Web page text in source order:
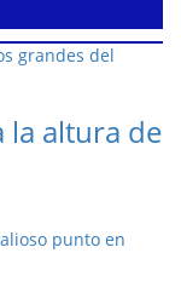
la altura de